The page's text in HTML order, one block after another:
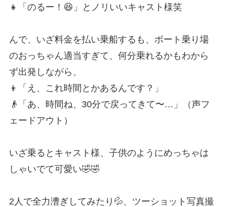
👧「のるー！😆」とノリいいキャスト様笑
んで、いざ料金を払い乗船するも、ボート乗り場
のおっちゃん適当すぎて、何分乗れるかもわから
ず出発しながら、
👦「え、これ時間とかあるんです？」
👴「あ、時間ね、30分で戻ってきて〜…」（声フ
ェードアウト）
いざ乗るとキャスト様、子供のようにめっちゃは
しゃいでて可愛い🤣🤣
2人で全力漕ぎしてみたり💦、ツーショット写真撮